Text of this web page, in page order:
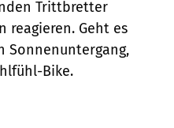
Trittbretter
reagieren. Geht es
Sonnenuntergang,
Bike.